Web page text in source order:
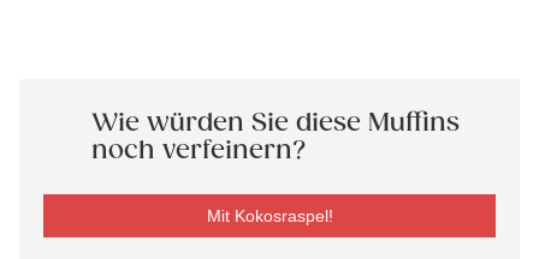
Wie würden Sie diese Muffins
noch verfeinern?
Mit Kokosraspel!